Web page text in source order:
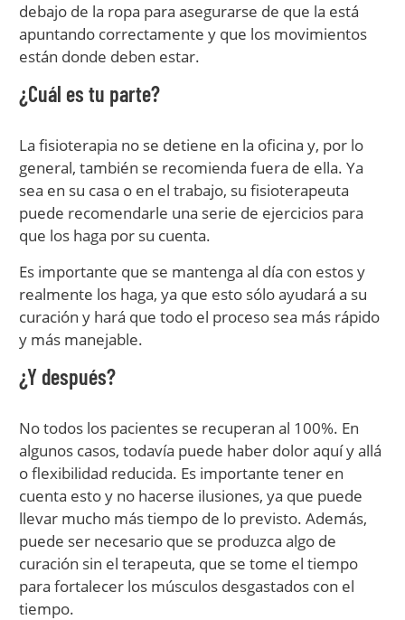
debajo de la ropa para asegurarse de que la está
apuntando correctamente y que los movimientos
están donde deben estar.
¿Cuál es tu parte?
La fisioterapia no se detiene en la oficina y, por lo
general, también se recomienda fuera de ella. Ya
sea en su casa o en el trabajo, su fisioterapeuta
puede recomendarle una serie de ejercicios para
que los haga por su cuenta.
Es importante que se mantenga al día con estos y
realmente los haga, ya que esto sólo ayudará a su
curación y hará que todo el proceso sea más rápido
y más manejable.
¿Y después?
No todos los pacientes se recuperan al 100%. En
algunos casos, todavía puede haber dolor aquí y allá
o flexibilidad reducida. Es importante tener en
cuenta esto y no hacerse ilusiones, ya que puede
llevar mucho más tiempo de lo previsto. Además,
puede ser necesario que se produzca algo de
curación sin el terapeuta, que se tome el tiempo
para fortalecer los músculos desgastados con el
tiempo.